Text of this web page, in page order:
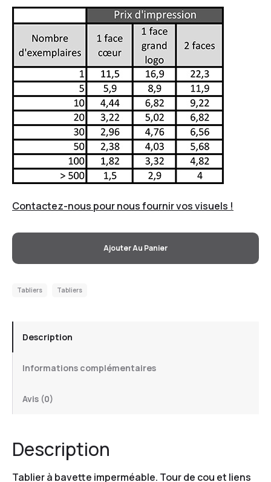
Contactez-nous pour nous fournir vos visuels !
Ajouter Au Panier
Tabliers Tabliers
Description
Informations complémentaires
Avis (0)
Description
Tablier à bavette imperméable. Tour de cou et liens